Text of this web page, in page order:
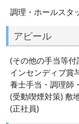
調理・ホールスタ
アピール
(その他の手当等
インセンディブ賞
養士手当・調理師
(受動喫煙対策) 敷
(正社員)